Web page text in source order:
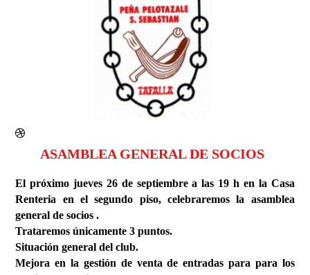
ASAMBLEA GENERAL DE SOCIOS
El próximo jueves 26 de septiembre a las 19 h en la Casa
Renteria en el segundo piso, celebraremos la asamblea
general de socios .
Trataremos únicamente 3 puntos.
Situación general del club.
Mejora en la gestión de venta de entradas para para los